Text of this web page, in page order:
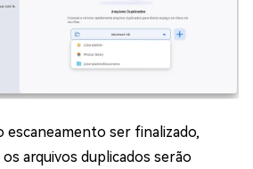
escaneamento ser finalizado,
arquivos duplicados serão